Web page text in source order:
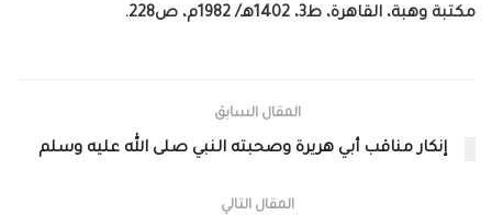
مكتبة وهبة، القاهرة، ط3، 1402هـ/ 1982م، ص228.
المقال السابق
إنكار مناقب أبي هريرة وصحبته النبي صلى الله عليه وسلم
المقال التالي